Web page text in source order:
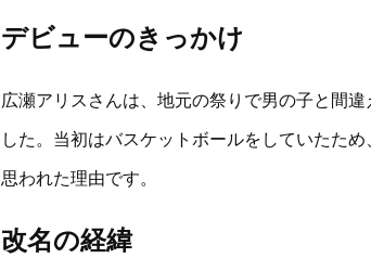
デビューのきっかけ
広瀬アリスさんは、地元の祭りで男の子と間
した。当初はバスケットボールをしていたた
思われた理由です。
改名の経緯